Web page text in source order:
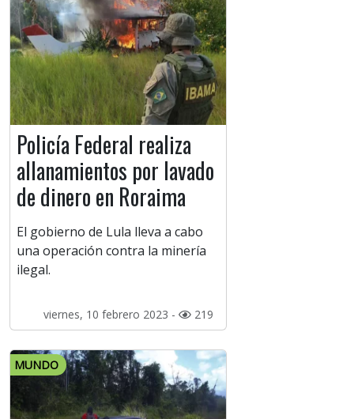
Policía Federal realiza
allanamientos por lavado
de dinero en Roraima
El gobierno de Lula lleva a cabo
una operación contra la minería
ilegal.
viernes, 10 febrero 2023 - 219
MUNDO